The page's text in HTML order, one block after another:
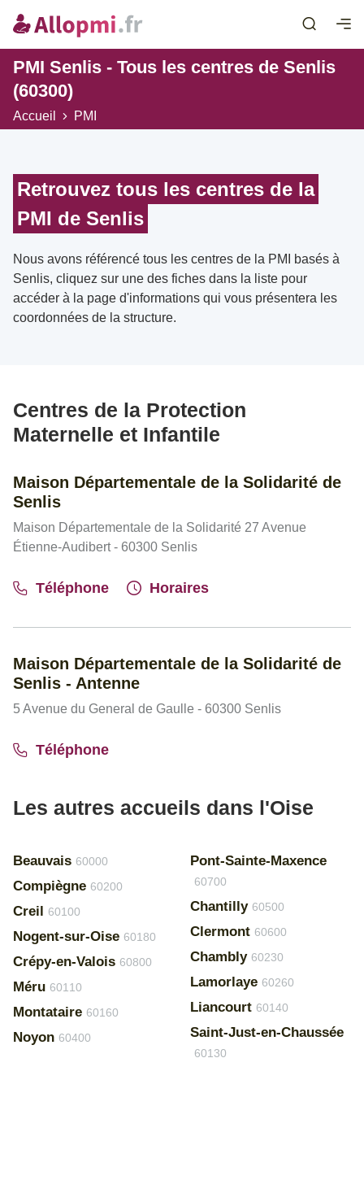
PMI Senlis - Tous les centres de Senlis
(60300)
Accueil PMI
Retrouvez tous les centres de la
PMI de Senlis
Nous avons référencé tous les centres de la PMI basés à
Senlis, cliquez sur une des fiches dans la liste pour
accéder à la page d'informations qui vous présentera les
coordonnées de la structure.
Centres de la Protection
Maternelle et Infantile
Maison Départementale de la Solidarité de
Senlis
Maison Départementale de la Solidarité 27 Avenue
Étienne-Audibert - 60300 Senlis
Téléphone Horaires
Maison Départementale de la Solidarité de
Senlis - Antenne
5 Avenue du General de Gaulle - 60300 Senlis
Téléphone
Les autres accueils dans l'Oise
Beauvais 60000
Compiègne 60200
Creil 60100
Nogent-sur-Oise 60180
Crépy-en-Valois 60800
Méru 60110
Montataire 60160
Noyon 60400
Pont-Sainte-Maxence
60700
Chantilly 60500
Clermont 60600
Chambly 60230
Lamorlaye 60260
Liancourt 60140
Saint-Just-en-Chaussée
60130